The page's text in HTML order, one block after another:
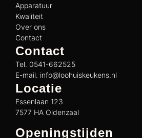
Apparatuur
Kwaliteit
Over ons
Contact
Contact
Tel. 0541-662525
E-mail. info@loohuiskeukens.nl
Locatie
Essenlaan 123
7577 HA Oldenzaal
Openingstijden